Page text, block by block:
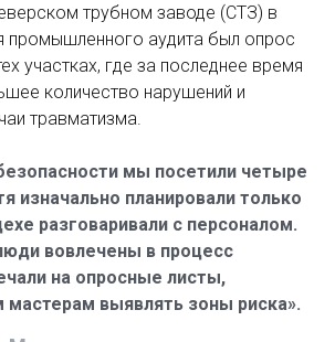
трубном заводе (СТЗ) в
промышленного аудита был опрос
участках, где за последнее время
количество нарушений и
травматизма.
мы посетили четыре
изначально планировали только
разговаривали с персоналом.
вовлечены в процесс
на опросные листы,
мастерам выявлять зоны риска».